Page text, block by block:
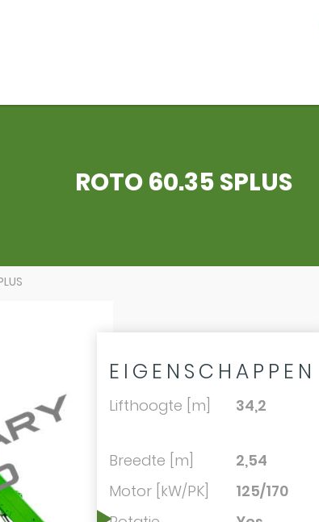
ROTO 60.35 SPLUS
EIGENSCHAPPEN
Lifthoogte [m] 34,2
Breedte [m] 2,54
Motor [kW/PK]
125/170